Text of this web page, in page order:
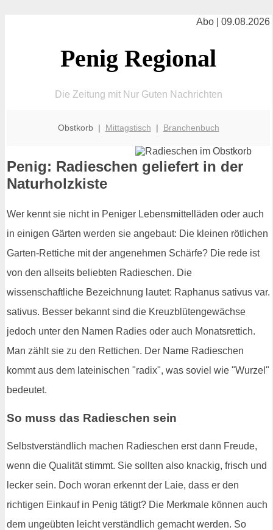
Abo | 09.08.2026
Penig Regional
Die Zeitung mit Nur Guten Nachrichten
Obstkorb | Mittagstisch | Branchenbuch
Penig: Radieschen geliefert in der
Naturholzkiste
Wer kennt sie nicht in Peniger Lebensmittelläden oder auch
in einigen Gärten werden sie angebaut: Die kleinen rötlichen
Garten-Rettiche mit der angenehmen Schärfe? Die rede ist
von den allseits beliebten Radieschen. Die
wissenschaftliche Bezeichnung lautet: Raphanus sativus var.
sativus. Besser bekannt sind die Kreuzblütengewächse
jedoch unter den Namen Radies oder auch Monatsrettich.
Man zählt sie zu den Rettichen. Der Name Radieschen
kommt aus dem lateinischen "radix", was soviel wie "Wurzel"
bedeutet.
So muss das Radieschen sein
Selbstverständlich machen Radieschen erst dann Freude,
wenn die Qualität stimmt. Sie sollten also knackig, frisch und
lecker sein. Doch woran erkennt der Laie, dass er den
richtigen Einkauf in Penig tätigt? Die Merkmale können auch
dem ungeübten leicht verständlich gemacht werden. So